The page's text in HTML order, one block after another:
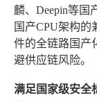
麟、Deepin等国
国产CPU架构
件的全链路国产
避供应链风险。
满足国家级安全